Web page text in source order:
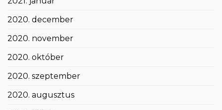
2020. december
2020. november
2020. október
2020. szeptember
2020. augusztus